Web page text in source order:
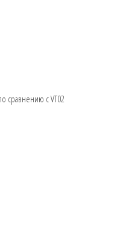
сравнению с VT02